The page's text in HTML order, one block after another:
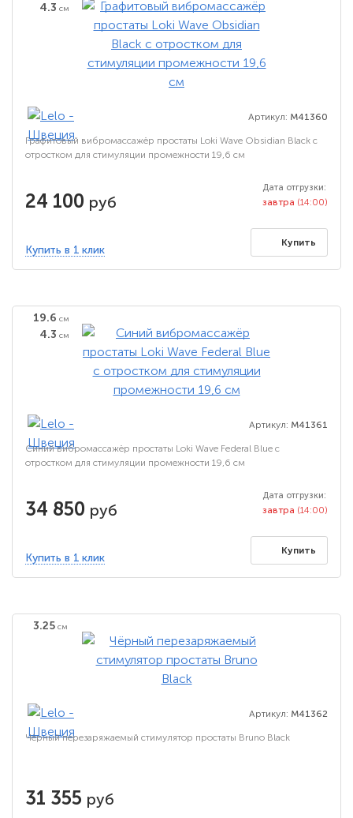
4.3 см
Артикул: M41360
Графитовый вибромассажёр простаты Loki Wave Obsidian Black с
отростком для стимуляции промежности 19,6 см
24 100 руб
Дата отгрузки:
завтра (14:00)
Купить в 1 клик
Купить
19.6 см
4.3 см
Артикул: M41361
Синий вибромассажёр простаты Loki Wave Federal Blue с
отростком для стимуляции промежности 19,6 см
34 850 руб
Дата отгрузки:
завтра (14:00)
Купить в 1 клик
Купить
3.25 см
Артикул: M41362
Чёрный перезаряжаемый стимулятор простаты Bruno Black
31 355 руб